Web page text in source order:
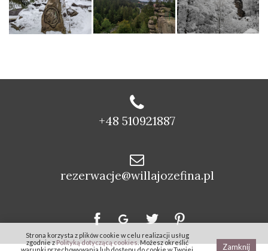
+48 510921887
rezerwacje@willajozefina.pl
Strona korzysta z plików cookie w celu realizacji usług
zgodnie zPolityką dotyczącą cookies. Możesz określić
Zamknij